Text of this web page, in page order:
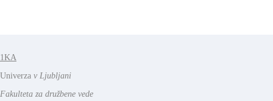
1KA
Univerza v Ljubljani
Fakulteta za družbene vede